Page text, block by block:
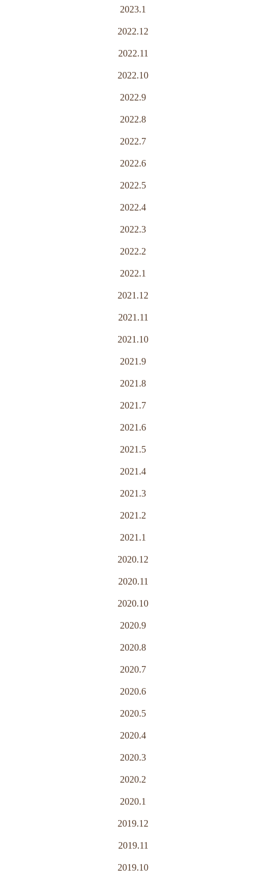
2023.1
2022.12
2022.11
2022.10
2022.9
2022.8
2022.7
2022.6
2022.5
2022.4
2022.3
2022.2
2022.1
2021.12
2021.11
2021.10
2021.9
2021.8
2021.7
2021.6
2021.5
2021.4
2021.3
2021.2
2021.1
2020.12
2020.11
2020.10
2020.9
2020.8
2020.7
2020.6
2020.5
2020.4
2020.3
2020.2
2020.1
2019.12
2019.11
2019.10